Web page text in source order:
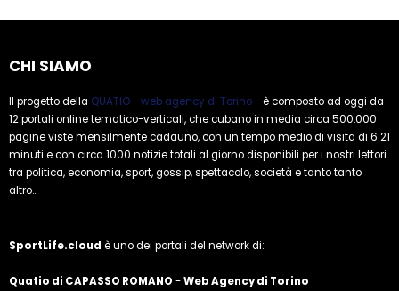
CHI SIAMO
Il progetto della QUATIO - web agency di Torino- è composto ad oggi da
12 portali online tematico-verticali, che cubano in media circa 500.000
pagine viste mensilmente cadauno, con un tempo medio di visita di 6:21
minuti e con circa 1000 notizie totali al giorno disponibili per i nostri lettori
tra politica, economia, sport, gossip, spettacolo, società e tanto tanto
altro...
SportLife.cloud è uno dei portali del network di:
Quatio di CAPASSO ROMANO -Web Agency di Torino